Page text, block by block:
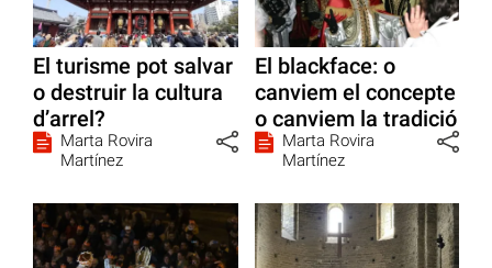
El turisme pot salvar
o destruir la cultura
d’arrel?
Marta Rovira
Martínez
El blackface: o
canviem el concepte
o canviem la tradició
Marta Rovira
Martínez